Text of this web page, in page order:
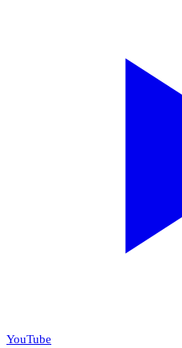
YouTube